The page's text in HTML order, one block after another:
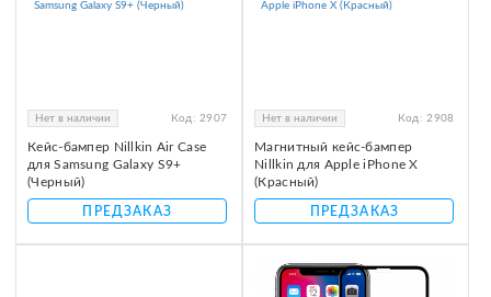
Нет в наличии Код: 2907
Кейс-бампер Nillkin Air Case
для Samsung Galaxy S9+
(Черный)
ПРЕДЗАКАЗ
Нет в наличии Код: 2908
Магнитный кейс-бампер
Nillkin для Apple iPhone X
(Красный)
ПРЕДЗАКАЗ